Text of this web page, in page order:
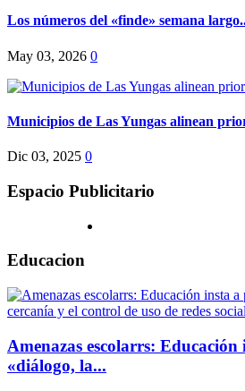
Los números del «finde» semana
May 03, 2026 0
Municipios de Las Yungas alinean
Dic 03, 2025 0
Espacio Publicitario
Educacion
Amenazas escolarrs: Educación
«diálogo, la...